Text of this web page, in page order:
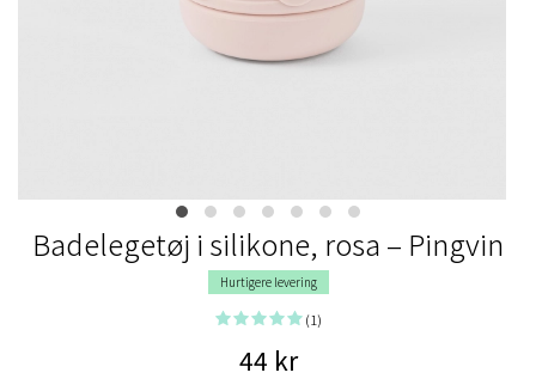
Badelegetøj i silikone, rosa – Pingvin
Hurtigere levering
(1)
44 kr